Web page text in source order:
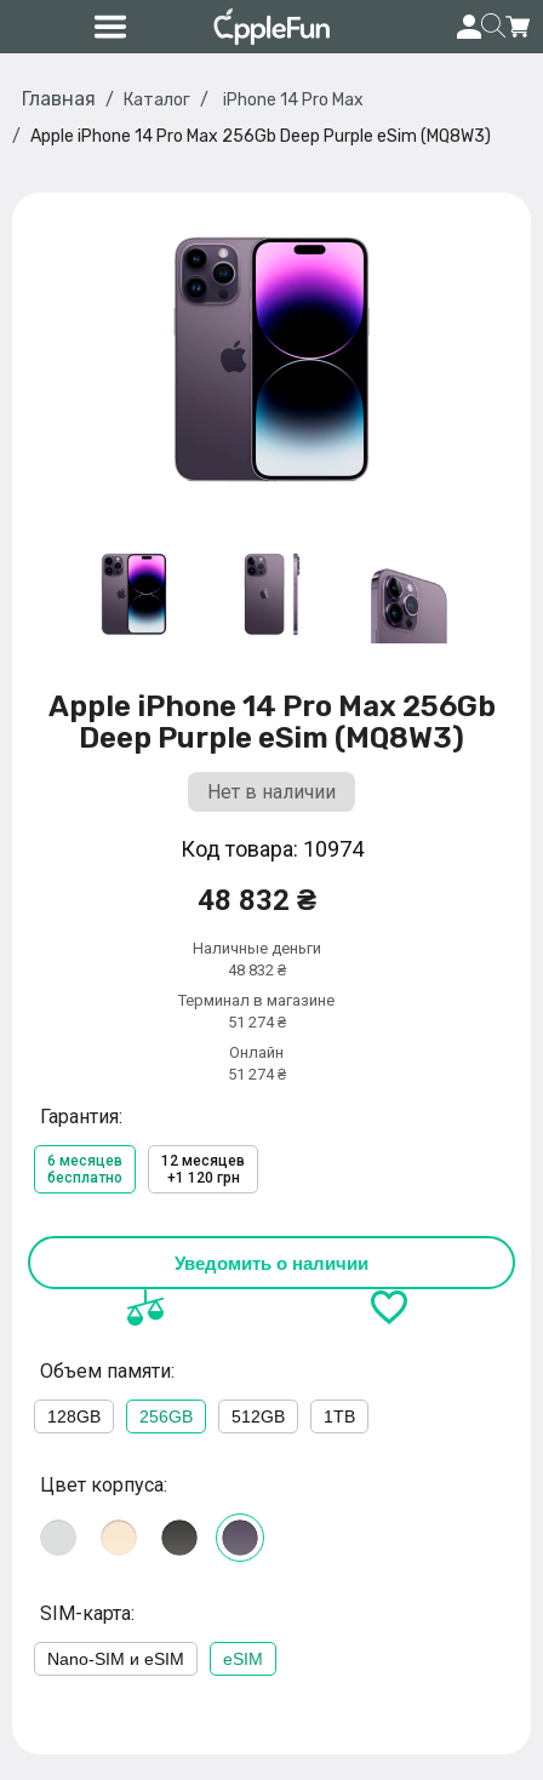
Главная Каталог
iPhone 14 Pro Max
Apple iPhone 14 Pro Max 256Gb Deep Purple eSim (MQ8W3)
Apple iPhone 14 Pro Max 256Gb
Deep Purple eSim (MQ8W3)
Нет в наличии
Код товара: 10974
48 832 ₴
Наличные деньги
48 832 ₴
Терминал в магазине
51 274 ₴
Онлайн
51 274 ₴
Гарантия:
6 месяцев
бесплатно
12 месяцев
+1 120 грн
Уведомить о наличии
Объем памяти:
128GB 256GB 512GB 1TB
Цвет корпуса:
SIM-карта:
Nano-SIM и eSIM eSIM